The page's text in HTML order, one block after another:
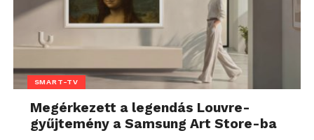
SMART-TV
Megérkezett a legendás Louvre-
gyűjtemény a Samsung Art Store-ba